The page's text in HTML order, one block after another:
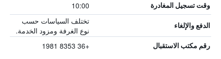
وقت تسجيل المغادرة 10:00
الدفع والإلغاء
تختلف السياسات حسب
نوع الغرفة ومزود الخدمة.
رقم مكتب الاستقبال +36 8353 1981